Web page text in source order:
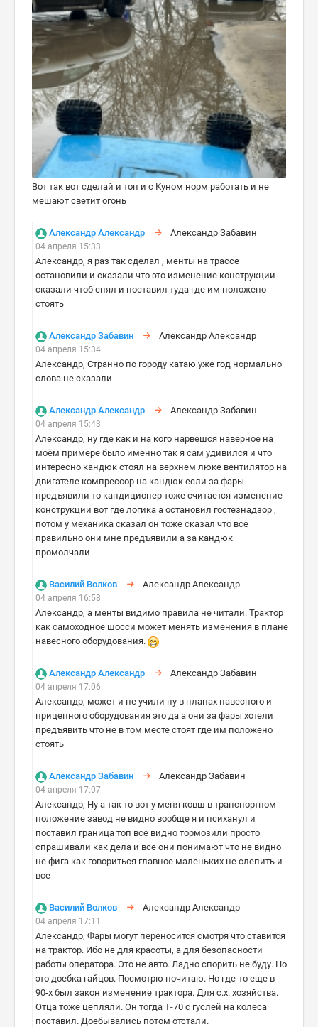
Вот так вот сделай и топ и с Куном норм работать и не
мешают светит огонь
Александр Александр Александр Забавин
04 апреля 15:33
Александр, я раз так сделал , менты на трассе
остановили и сказали что это изменение конструкции
сказали чтоб снял и поставил туда где им положено
стоять
Александр Забавин Александр Александр
04 апреля 15:34
Александр, Странно по городу катаю уже год нормально
слова не сказали
Александр Александр Александр Забавин
04 апреля 15:43
Александр, ну где как и на кого нарвешся наверное на
моём примере было именно так я сам удивился и что
интересно кандюк стоял на верхнем люке вентилятор на
двигателе компрессор на кандюк если за фары
предъявили то кандиционер тоже считается изменение
конструкции вот где логика а остановил гостезнадзор ,
потом у механика сказал он тоже сказал что все
правильно они мне предъявили а за кандюк
промолчали
Василий Волков Александр Александр
04 апреля 16:58
Александр, а менты видимо правила не читали. Трактор
как самоходное шосси может менять изменения в плане
навесного оборудования.
Александр Александр Александр Забавин
04 апреля 17:06
Александр, может и не учили ну в планах навесного и
прицепного оборудования это да а они за фары хотели
предъявить что не в том месте стоят где им положено
стоять
Александр Забавин Александр Забавин
04 апреля 17:07
Александр, Ну а так то вот у меня ковш в транспортном
положение завод не видно вообще я и психанул и
поставил граница топ все видно тормозили просто
спрашивали как дела и все они понимают что не видно
не фига как говориться главное маленьких не слепить и
все
Василий Волков Александр Александр
04 апреля 17:11
Александр, Фары могут переносится смотря что ставится
на трактор. Ибо не для красоты, а для безопасности
работы оператора. Это не авто. Ладно спорить не буду. Но
это доебка гайцов. Посмотрю почитаю. Но где-то еще в
90-х был закон изменение трактора. Для с.х. хозяйства.
Отца тоже цепляли. Он тогда Т-70 с гуслей на колеса
поставил. Доебывались потом отстали.